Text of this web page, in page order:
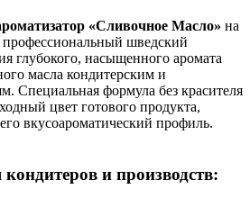
«Сливочное Масло» на
шведский
глубокого, насыщенного аромата
масла кондитерским и
Специальная формула без красителя
цвет готового продукта,
вкусоароматический профиль.
и производств: